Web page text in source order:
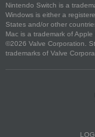
Nintendo Switch is a
Windows is either a
States and/or other
Mac is a trademark of Apple
©2026 Valve Corporation.
trademarks of Valve